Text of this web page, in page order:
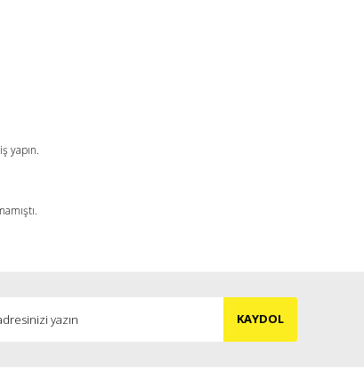
yapın.
KAYDOL